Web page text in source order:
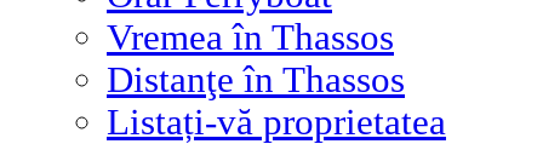
Vremea în Thassos
Distanţe în Thassos
Listați-vă proprietatea